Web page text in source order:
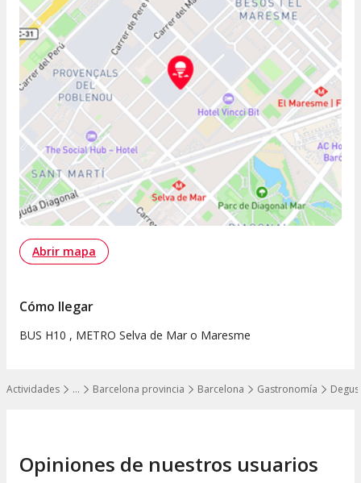
…
Mostrar todos los niveles
Actividades Barcelona provincia Barcelona Gastronomía
Abrir mapa
Cómo llegar
BUS H10 , METRO Selva de Mar o Maresme
Opiniones de nuestros usuarios